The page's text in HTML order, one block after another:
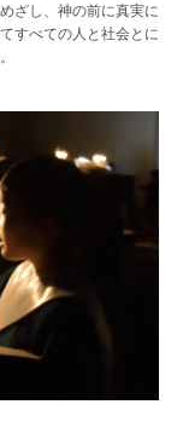
ざし、神の前に真実に
すべての人と社会とに